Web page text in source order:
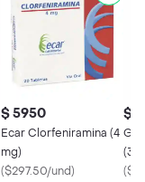
$ 5950
Ecar Clorfeniramina (4
mg)
($297.50/und)
$
(